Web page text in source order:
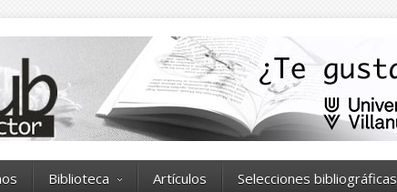
Biblioteca Artículos Selecciones bibliográficas